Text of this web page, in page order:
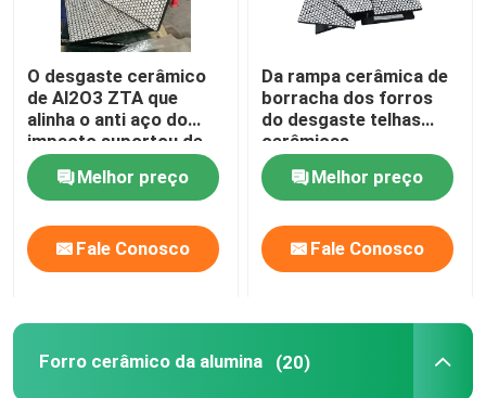
folha do poliuretano
Produto do poliuretano
Telhas cerâmicas do desgaste
Líquido de limpeza da correia transportadora
O desgaste cerâmico
de Al2O3 ZTA que
alinha o anti aço do
impacto suportou de
borracha
Melhor preço
Fale Conosco
Da rampa cerâmica de
borracha dos forros
do desgaste telhas
cerâmicas
personalizadas do
desgasteMelhor preço
Fale Conosco
Forro cerâmico da alumina (20)